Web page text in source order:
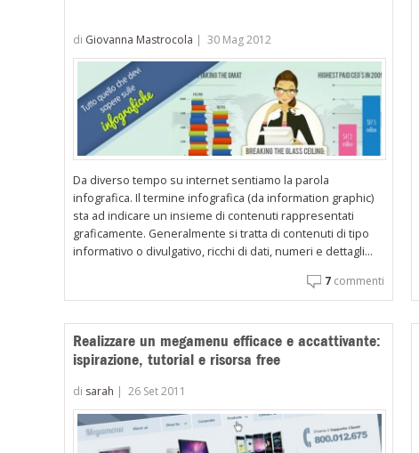
di Giovanna Mastrocola |30 Mag 2012
Da diverso tempo su internet sentiamo la parola
infografica. Il termine infografica (da information graphic)
sta ad indicare un insieme di contenuti rappresentati
graficamente. Generalmente si tratta di contenuti di tipo
informativo o divulgativo, ricchi di dati, numeri e dettagli...
7commenti
Realizzare un megamenu efficace e accattivante:
ispirazione, tutorial e risorsa free
di sarah |26 Set 2011